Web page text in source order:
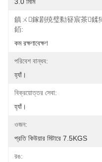
鎮ㄨ鎵剧殑璧勬簮宸茶鍒
銆:
কম রক্ষণাবেক্ষণ
পরিবেশ বান্ধব:
হ্যাঁ।
বিক্রয়োত্তর সেবা:
হ্যাঁ।
ওজন:
প্রতি কিউয়ার মিটারে 7.5KGS
রঙ: